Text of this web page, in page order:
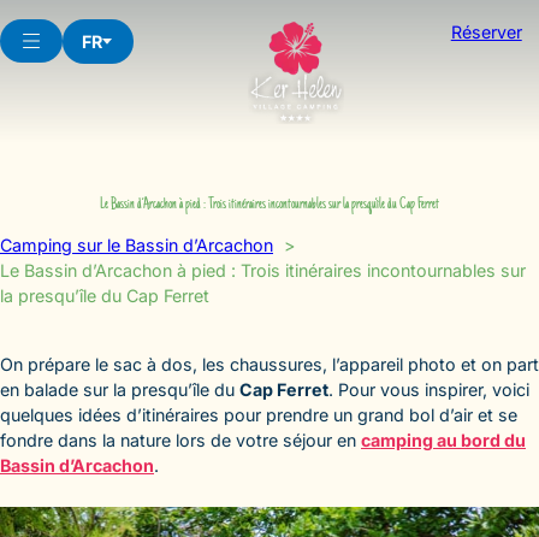
au
contenu
FR Réserver
Le Bassin d’Arcachon à pied : Trois itinéraires incontournables sur la presqu’île du Cap Ferret
Camping sur le Bassin d’Arcachon
Le Bassin d’Arcachon à pied : Trois itinéraires incontournables sur
la presqu’île du Cap Ferret
On prépare le sac à dos, les chaussures, l’appareil photo et on part
en balade sur la presqu’île du Cap Ferret. Pour vous inspirer, voici
quelques idées d’itinéraires pour prendre un grand bol d’air et se
fondre dans la nature lors de votre séjour en camping au bord du
Bassin d’Arcachon.